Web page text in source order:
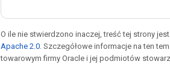
O ile nie stwierdzono inaczej, treść tej strony
Apache 2.0 . Szczegółowe informacje na ten
towarowym firmy Oracle i jej podmiotów